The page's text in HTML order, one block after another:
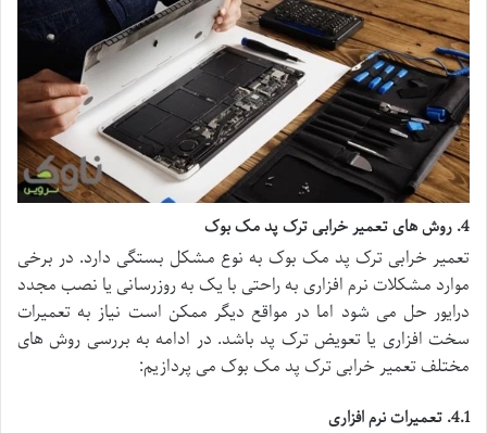
4. روش های تعمیر خرابی ترک پد مک بوک
تعمیر خرابی ترک پد مک بوک به نوع مشکل بستگی دارد. در برخی
موارد مشکلات نرم افزاری به راحتی با یک به روزرسانی یا نصب مجدد
درایور حل می شود اما در مواقع دیگر ممکن است نیاز به تعمیرات
سخت افزاری یا تعویض ترک پد باشد. در ادامه به بررسی روش های
مختلف تعمیر خرابی ترک پد مک بوک می پردازیم:
4.1. تعمیرات نرم افزاری